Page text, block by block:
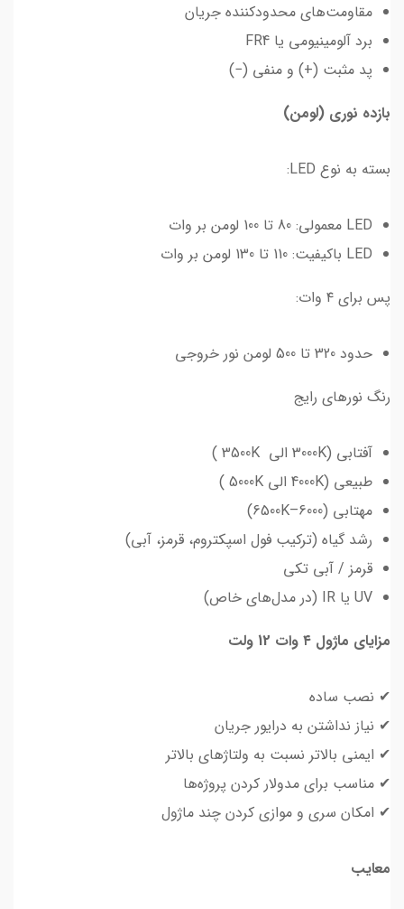
مقاومت‌های محدودکننده جریان
برد آلومینیومی یا FR4
پد مثبت (+) و منفی (−)
بازده نوری (لومن)
بسته به نوع LED:
LED معمولی: 80 تا 100 لومن بر وات
LED باکیفیت: 110 تا 130 لومن بر وات
پس برای ۴ وات:
حدود 320 تا 500 لومن نور خروجی
رنگ نورهای رایج
آفتابی (3000K الی 3500K )
طبیعی (4000K الی 5000K )
مهتابی (6000–6500K)
رشد گیاه (ترکیب فول اسپکتروم، قرمز، آبی)
قرمز / آبی تکی
UV یا IR (در مدل‌های خاص)
مزایای ماژول ۴ وات 12 ولت
✔ نصب ساده
✔ نیاز نداشتن به درایور جریان
✔ ایمنی بالاتر نسبت به ولتاژهای بالاتر
✔ مناسب برای مدولار کردن پروژه‌ها
✔ امکان سری و موازی کردن چند ماژول
معایب